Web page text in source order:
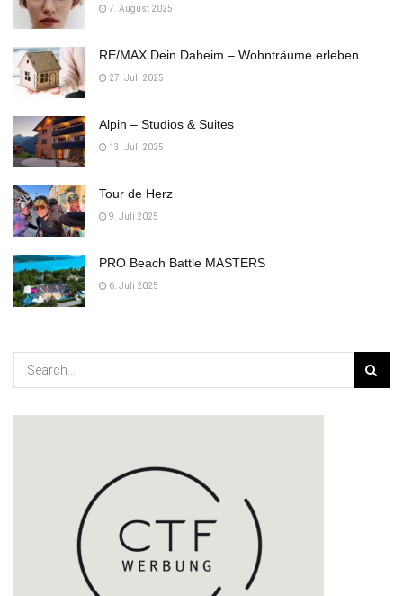
7. August 2025
RE/MAX Dein Daheim – Wohnträume erleben
27. Juli 2025
Alpin – Studios & Suites
13. Juli 2025
Tour de Herz
9. Juli 2025
PRO Beach Battle MASTERS
6. Juli 2025